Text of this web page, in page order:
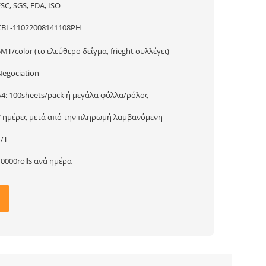
SGS, FDA, ISO
11022008141108PH
color (το ελεύθερο δείγμα, frieght συλλέγει)
100sheets/pack ή μεγάλα φύλλα/ρόλος
ημέρες μετά από την πληρωμή λαμβανόμενη
T
ανά ημέρα